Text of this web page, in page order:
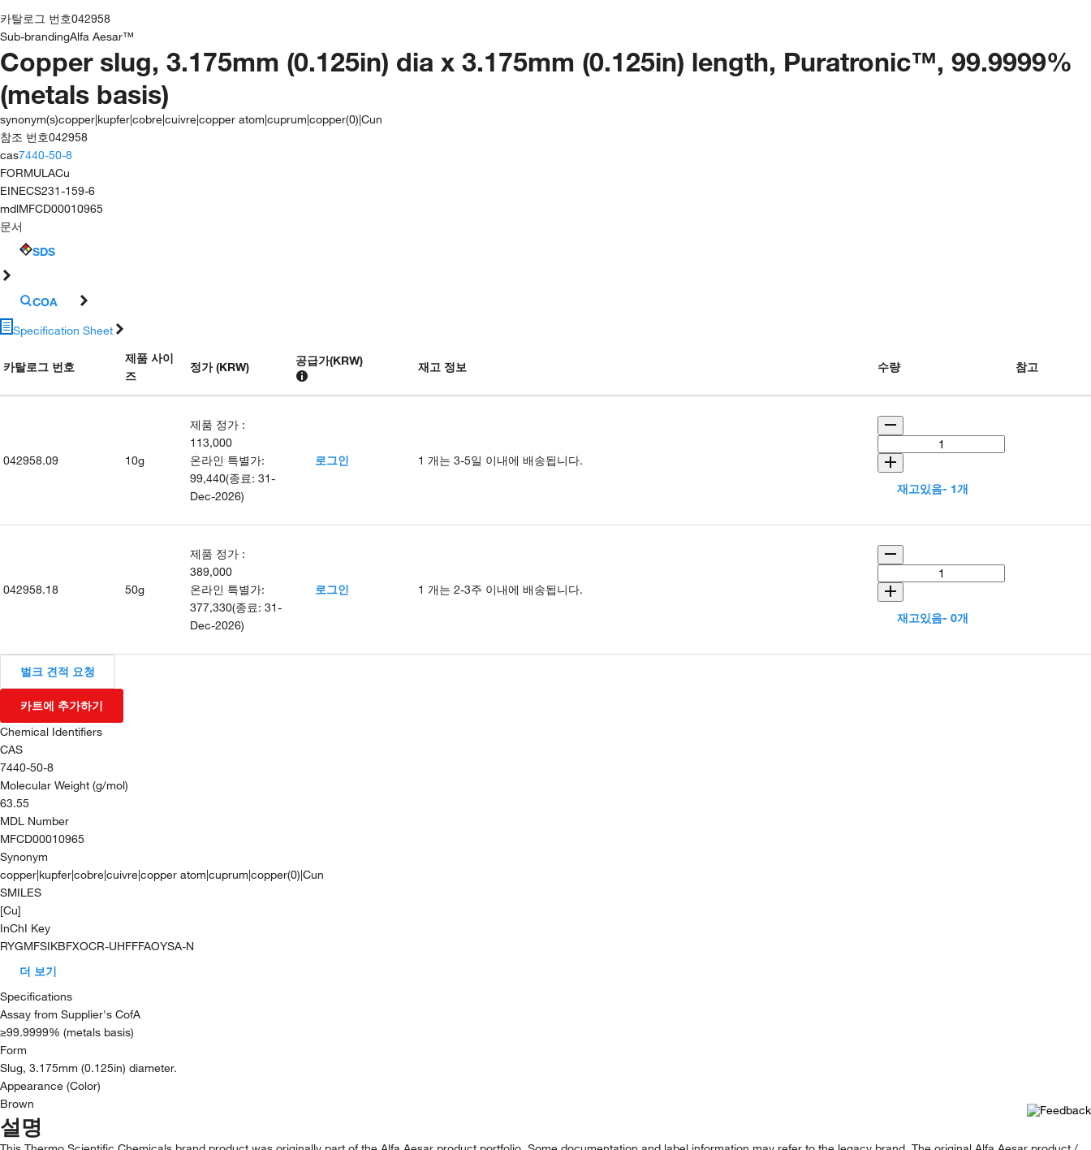
카탈로그 번호042958
Sub-brandingAlfa Aesar™
Copper slug, 3.175mm (0.125in) dia x 3.175mm (0.125in) length, Puratronic™, 99.9999%
(metals basis)
synonym(s)copper|kupfer|cobre|cuivre|copper atom|cuprum|copper(0)|Cun
참조 번호042958
cas7440-50-8
FORMULACu
EINECS231-159-6
mdlMFCD00010965
문서
SDS
COA
Specification Sheet
카탈로그 번호
제품 사이
즈
정가 (KRW) 공급가(KRW) 재고 정보 수량 참고
042958.09 10g
제품 정가 :
113,000
온라인 특별가:
99,440(종료: 31-
Dec-2026)
로그인 1 개는 3-5일 이내에 배송됩니다.
재고있음- 1개
042958.18 50g
제품 정가 :
389,000
온라인 특별가:
377,330(종료: 31-
Dec-2026)
로그인 1 개는 2-3주 이내에 배송됩니다.
재고있음- 0개
벌크 견적 요청
카트에 추가하기
Chemical Identifiers
CAS
7440-50-8
Molecular Weight (g/mol)
63.55
MDL Number
MFCD00010965
Synonym
copper|kupfer|cobre|cuivre|copper atom|cuprum|copper(0)|Cun
SMILES
[Cu]
InChI Key
RYGMFSIKBFXOCR-UHFFFAOYSA-N
더 보기
Specifications
Assay from Supplier's CofA
≥99.9999% (metals basis)
Form
Slug, 3.175mm (0.125in) diameter.
Appearance (Color)
Brown
설명